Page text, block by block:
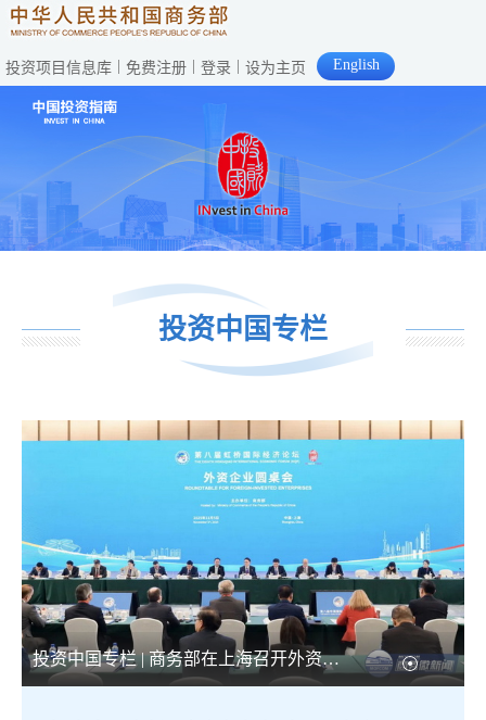
投资项目信息库 免费注册 登录 设为主页 English
投资中国专栏
投资中国专栏 | 商务部在上海召开外资企
业圆桌会